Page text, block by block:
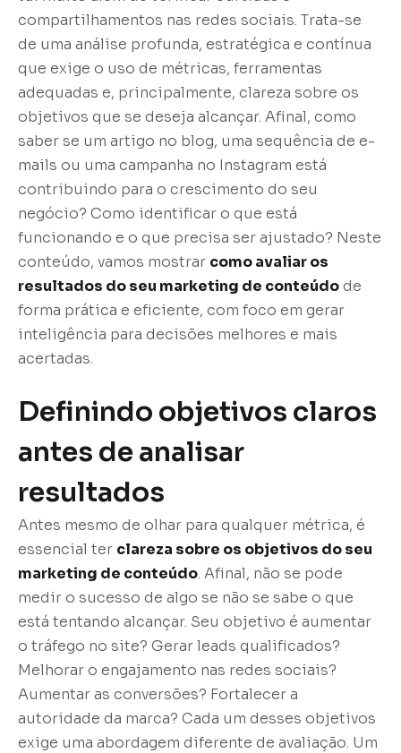
compartilhamentos nas redes sociais. Trata-se
de uma análise profunda, estratégica e contínua
que exige o uso de métricas, ferramentas
adequadas e, principalmente, clareza sobre os
objetivos que se deseja alcançar. Afinal, como
saber se um artigo no blog, uma sequência de e-
mails ou uma campanha no Instagram está
contribuindo para o crescimento do seu
negócio? Como identificar o que está
funcionando e o que precisa ser ajustado? Neste
conteúdo, vamos mostrar como avaliar os
resultados do seu marketing de conteúdode
forma prática e eficiente, com foco em gerar
inteligência para decisões melhores e mais
acertadas.
Definindo objetivos claros
antes de analisar
resultados
Antes mesmo de olhar para qualquer métrica, é
essencial ter clareza sobre os objetivos do seu
marketing de conteúdo. Afinal, não se pode
medir o sucesso de algo se não se sabe o que
está tentando alcançar. Seu objetivo é aumentar
o tráfego no site? Gerar leads qualificados?
Melhorar o engajamento nas redes sociais?
Aumentar as conversões? Fortalecer a
autoridade da marca? Cada um desses objetivos
exige uma abordagem diferente de avaliação. Um